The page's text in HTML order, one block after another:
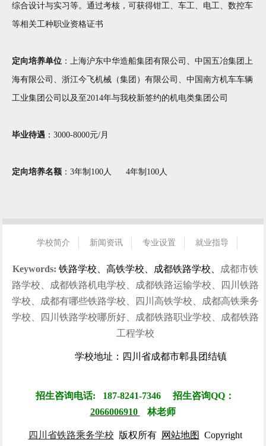
综合设计与实习等。通过考核，可获得钳工、车工、电工、数控车
等相关工种职业资格证书
定向培养单位 ：上海沪东中华造船集团有限公司、中国五冶集团上
海有限公司、浙江今飞机械（集团）有限公司、中国南方机车车辆
工业集团公司以及至2014年与我校新签约的机电类集团公司
毕业待遇 ：3000-8000元/月
定向培养名额 ：3年制100人 4年制100人
学校简介 新闻资讯 专业设置
就业指导
联系我们
Keywords: 铁路学校、高铁学校、成都铁路学校、
成都市铁
路学校、成都铁路机电学校、成都铁路运输学校、四川铁路
学校、成都有哪些铁路学校、四川高铁学校、成都高铁乘务
学校、四川铁路学校哪所好、成都铁路职业学校、成都铁路
工程学校
学校地址：四川省成都市郫县团结镇
招生咨询电话: 187-8241-7346 招生咨询QQ：
2066006910
林老师
四川省铁路乘务学校 版权所有 网站地图 Copyright